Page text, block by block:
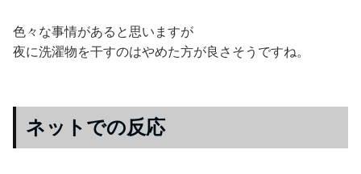
色々な事情があると思いますが
夜に洗濯物を干すのはやめた方が良さそうですね。
ネットでの反応